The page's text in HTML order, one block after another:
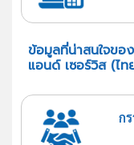
ข้อมูลที่น่าสนใจข
แอนด์ เซอร์วิส (ไ
ก